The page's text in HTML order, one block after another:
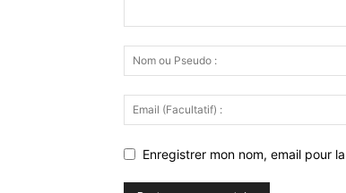
Enregistrer mon nom, email pour